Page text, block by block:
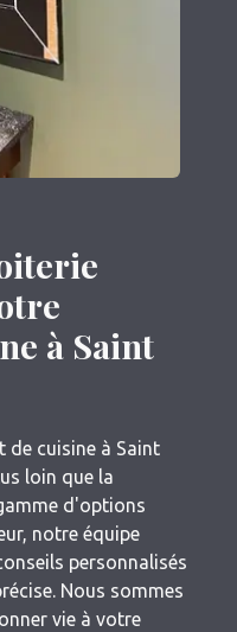
à Saint
de cuisine à Saint
loin que la
d'options
notre équipe
personnalisés
Nous sommes
vie à votre